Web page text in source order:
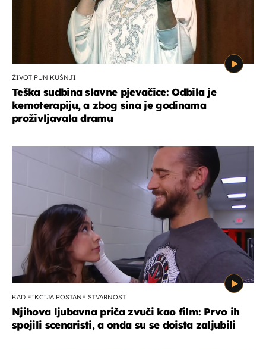
ŽIVOT PUN KUŠNJI
Teška sudbina slavne pjevačice: Odbila je
kemoterapiju, a zbog sina je godinama
proživljavala dramu
KAD FIKCIJA POSTANE STVARNOST
Njihova ljubavna priča zvuči kao film: Prvo ih
spojili scenaristi, a onda su se doista zaljubili